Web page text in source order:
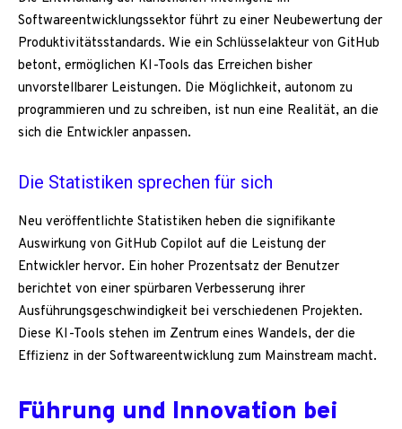
Softwareentwicklungssektor führt zu einer Neubewertung der
Produktivitätsstandards. Wie ein Schlüsselakteur von GitHub
betont, ermöglichen KI-Tools das Erreichen bisher
unvorstellbarer Leistungen. Die Möglichkeit, autonom zu
programmieren und zu schreiben, ist nun eine Realität, an die
sich die Entwickler anpassen.
Die Statistiken sprechen für sich
Neu veröffentlichte Statistiken heben die signifikante
Auswirkung von GitHub Copilot auf die Leistung der
Entwickler hervor. Ein hoher Prozentsatz der Benutzer
berichtet von einer spürbaren Verbesserung ihrer
Ausführungsgeschwindigkeit bei verschiedenen Projekten.
Diese KI-Tools stehen im Zentrum eines Wandels, der die
Effizienz in der Softwareentwicklung zum Mainstream macht.
Führung und Innovation bei